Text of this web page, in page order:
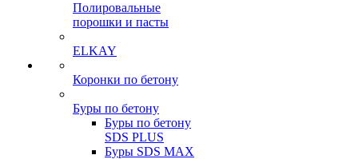
Полировальные
порошки и пасты
ELKAY
Коронки по бетону
Буры по бетону
Буры по бетону
SDS PLUS
Буры SDS MAX